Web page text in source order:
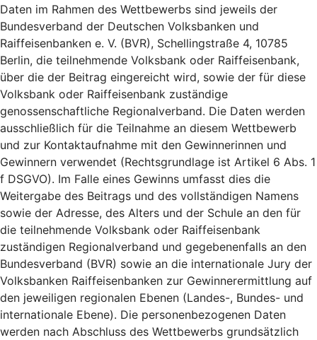
Daten im Rahmen des Wettbewerbs sind jeweils der
Bundesverband der Deutschen Volksbanken und
Raiffeisenbanken e. V. (BVR), Schellingstraße 4, 10785
Berlin, die teilnehmende Volksbank oder Raiffeisenbank,
über die der Beitrag eingereicht wird, sowie der für diese
Volksbank oder Raiffeisenbank zuständige
genossenschaftliche Regionalverband. Die Daten werden
ausschließlich für die Teilnahme an diesem Wettbewerb
und zur Kontaktaufnahme mit den Gewinnerinnen und
Gewinnern verwendet (Rechtsgrundlage ist Artikel 6 Abs. 1
f DSGVO). Im Falle eines Gewinns umfasst dies die
Weitergabe des Beitrags und des vollständigen Namens
sowie der Adresse, des Alters und der Schule an den für
die teilnehmende Volksbank oder Raiffeisenbank
zuständigen Regionalverband und gegebenenfalls an den
Bundesverband (BVR) sowie an die internationale Jury der
Volksbanken Raiffeisenbanken zur Gewinnerermittlung auf
den jeweiligen regionalen Ebenen (Landes-, Bundes- und
internationale Ebene). Die personenbezogenen Daten
werden nach Abschluss des Wettbewerbs grundsätzlich